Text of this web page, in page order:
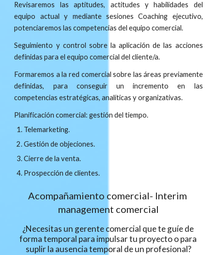
Revisaremos las aptitudes, actitudes y habilidades del
equipo actual y mediante sesiones Coaching ejecutivo,
potenciaremos las competencias del equipo comercial.
Seguimiento y control sobre la aplicación de las acciones
definidas para el equipo comercial del cliente/a.
Formaremos a la red comercial sobre las áreas previamente
definidas, para conseguir un incremento en las
competencias estratégicas, analíticas y organizativas.
Planificación comercial: gestión del tiempo.
Telemarketing.
Gestión de objeciones.
Cierre de la venta.
Prospección de clientes.
Acompañamiento comercial- Interim
management comercial
¿Necesitas un gerente comercial que te guíe de
forma temporal para impulsar tu proyecto o para
suplir la ausencia temporal de un profesional?